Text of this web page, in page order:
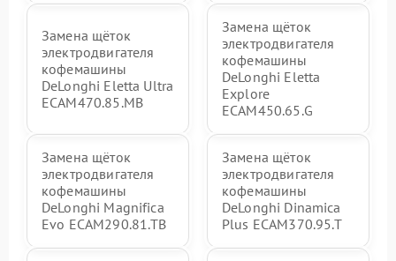
Замена щёток
электродвигателя
кофемашины
DeLonghi Eletta Ultra
ECAM470.85.MB
Замена щёток
электродвигателя
кофемашины
DeLonghi Eletta
Explore
ECAM450.65.G
Замена щёток
электродвигателя
кофемашины
DeLonghi Magnifica
Evo ECAM290.81.TB
Замена щёток
электродвигателя
кофемашины
DeLonghi Dinamica
Plus ECAM370.95.T